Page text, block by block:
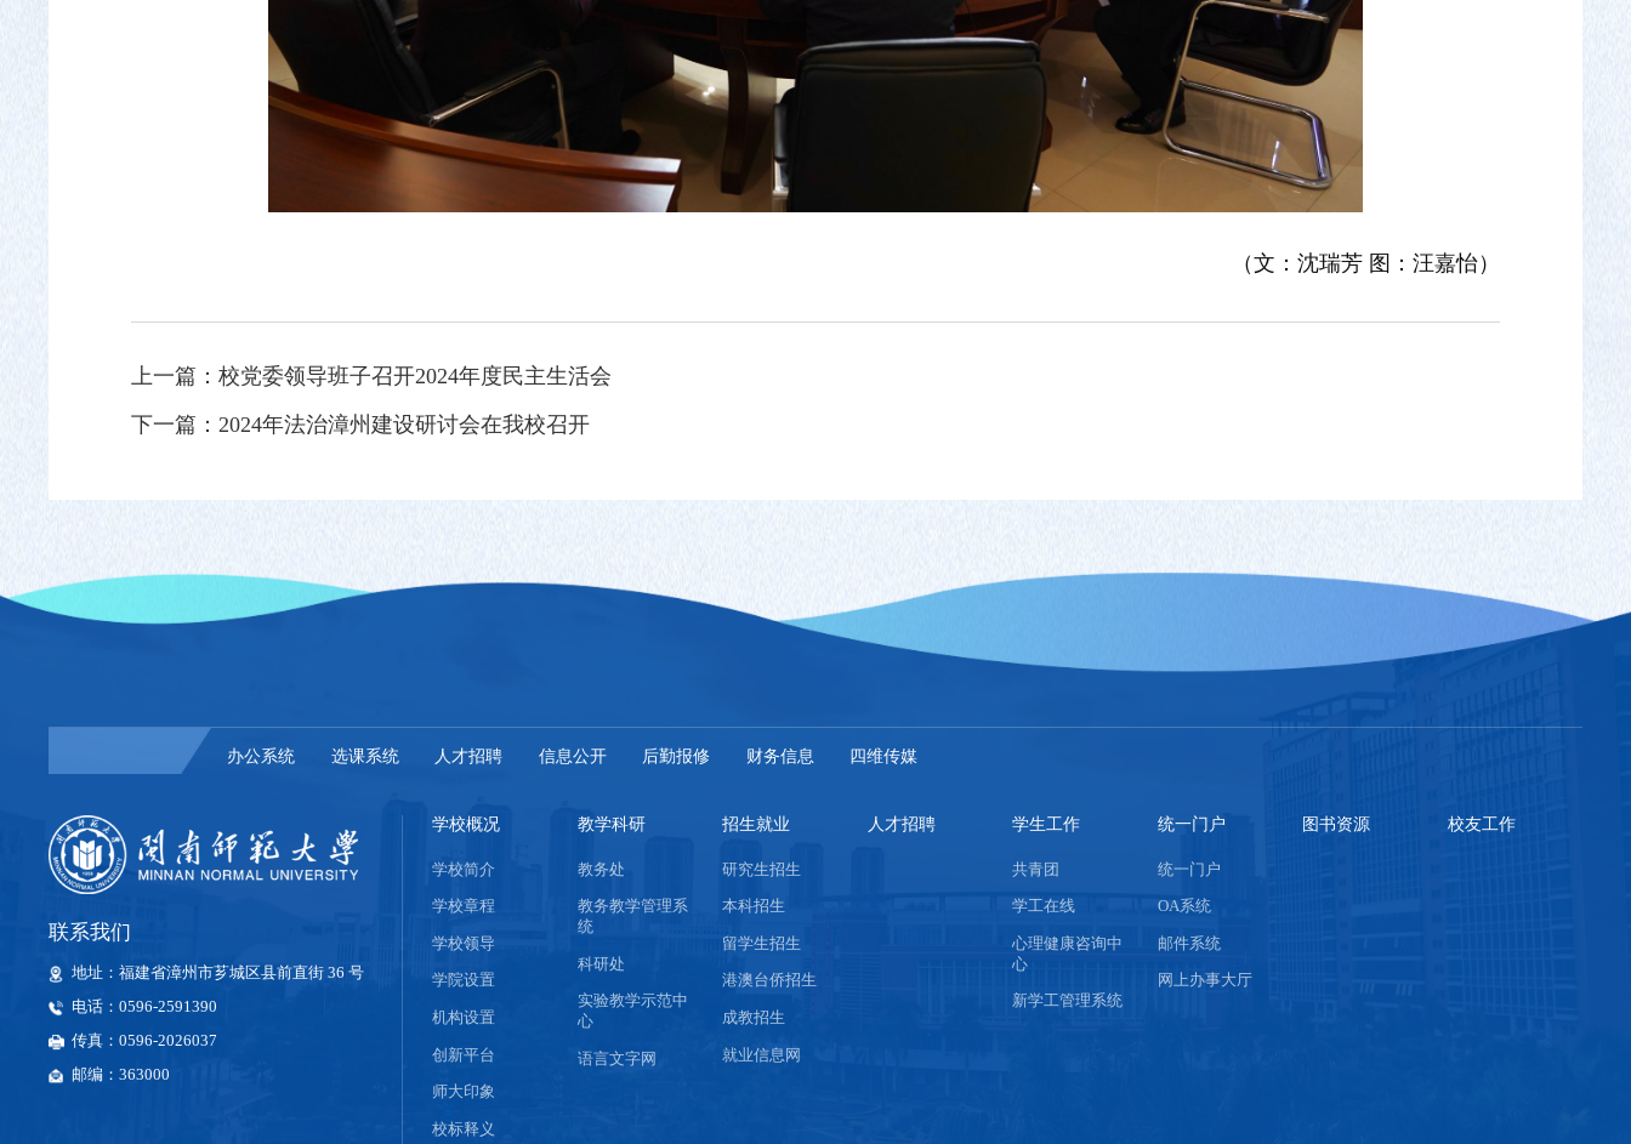
（文：沈瑞芳 图：汪嘉怡）
上一篇：校党委领导班子召开2024年度民主生活会
下一篇： 2024年法治漳州建设研讨会在我校召开
办公系统 选课系统 人才招聘 信息公开 后勤报修 财务信息 四维传媒
联系我们
地址：福建省漳州市芗城区县前直街 36 号
电话：0596-2591390
传真：0596-2026037
邮编：363000
学校概况
学校简介
学校章程
学校领导
学院设置
机构设置
创新平台
师大印象
校标释义
教学科研
教务处
教务教学管理系
统
科研处
实验教学示范中
心
语言文字网
招生就业
研究生招生
本科招生
留学生招生
港澳台侨招生
成教招生
就业信息网
人才招聘 学生工作
共青团
学工在线
心理健康咨询中
心
新学工管理系统
统一门户
统一门户
OA系统
邮件系统
网上办事大厅
图书资源 校友工作